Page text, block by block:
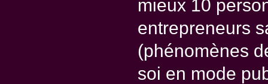
mieux 10
entrepreneurs
(phénomènes
soi en mode